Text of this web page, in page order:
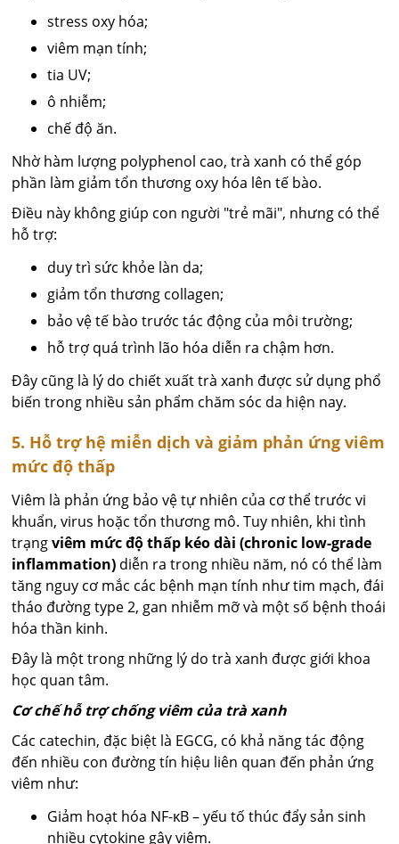
stress oxy hóa;
viêm mạn tính;
tia UV;
ô nhiễm;
chế độ ăn.
Nhờ hàm lượng polyphenol cao, trà xanh có thể góp
phần làm giảm tổn thương oxy hóa lên tế bào.
Điều này không giúp con người "trẻ mãi", nhưng có thể
hỗ trợ:
duy trì sức khỏe làn da;
giảm tổn thương collagen;
bảo vệ tế bào trước tác động của môi trường;
hỗ trợ quá trình lão hóa diễn ra chậm hơn.
Đây cũng là lý do chiết xuất trà xanh được sử dụng phổ
biến trong nhiều sản phẩm chăm sóc da hiện nay.
5. Hỗ trợ hệ miễn dịch và giảm phản ứng viêm
mức độ thấp
Viêm là phản ứng bảo vệ tự nhiên của cơ thể trước vi
khuẩn, virus hoặc tổn thương mô. Tuy nhiên, khi tình
trạngviêm mức độ thấp kéo dài (chronic low-grade
inflammation) diễn ra trong nhiều năm, nó có thể làm
tăng nguy cơ mắc các bệnh mạn tính như tim mạch, đái
tháo đường type 2, gan nhiễm mỡ và một số bệnh thoái
hóa thần kinh.
Đây là một trong những lý do trà xanh được giới khoa
học quan tâm.
Cơ chế hỗ trợ chống viêm của trà xanh
Các catechin, đặc biệt là EGCG, có khả năng tác động
đến nhiều con đường tín hiệu liên quan đến phản ứng
viêm như:
Giảm hoạt hóa NF-κB – yếu tố thúc đẩy sản sinh
nhiều cytokine gây viêm.